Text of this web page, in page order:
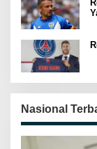
Nasional